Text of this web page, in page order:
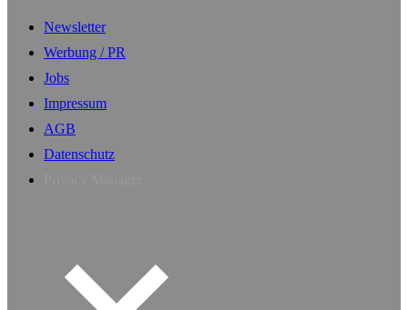
Newsletter
Werbung / PR
Jobs
Impressum
AGB
Datenschutz